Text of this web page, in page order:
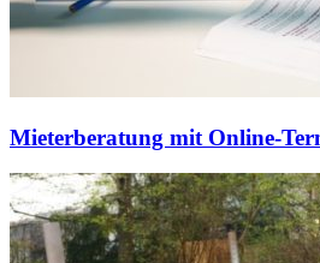
Mieterberatung mit Online-